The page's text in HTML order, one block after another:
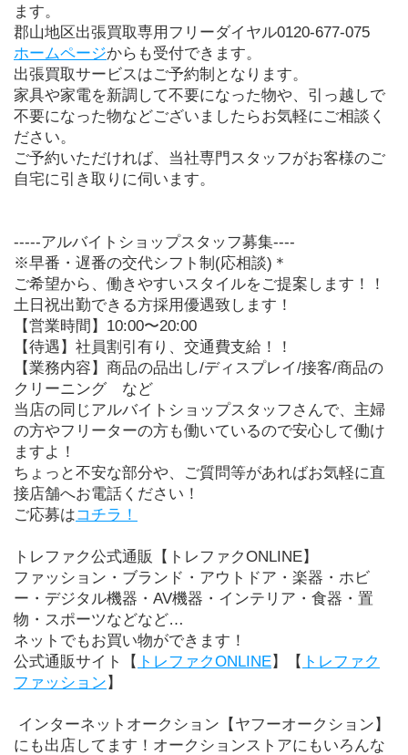
ます。
郡山地区出張買取専用フリーダイヤル0120-677-075
ホームページからも受付できます。
出張買取サービスはご予約制となります。
家具や家電を新調して不要になった物や、引っ越しで
不要になった物などございましたらお気軽にご相談く
ださい。
ご予約いただければ、当社専門スタッフがお客様のご
自宅に引き取りに伺います。
-----アルバイトショップスタッフ募集----
※早番・遅番の交代シフト制(応相談)＊
ご希望から、働きやすいスタイルをご提案します！！
土日祝出勤できる方採用優遇致します！
【営業時間】10:00〜20:00
【待遇】社員割引有り、交通費支給！！
【業務内容】商品の品出し/ディスプレイ/接客/商品の
クリーニング　など
当店の同じアルバイトショップスタッフさんで、主婦
の方やフリーターの方も働いているので安心して働け
ますよ！
ちょっと不安な部分や、ご質問等があればお気軽に直
接店舗へお電話ください！
ご応募はコチラ！
トレファク公式通販【トレファクONLINE】
ファッション・ブランド・アウトドア・楽器・ホビ
ー・デジタル機器・AV機器・インテリア・食器・置
物・スポーツなどなど…
ネットでもお買い物ができます！
公式通販サイト【 トレファクONLINE】【 トレファク
ファッション 】
にも出店してます！オークションストアにもいろんな